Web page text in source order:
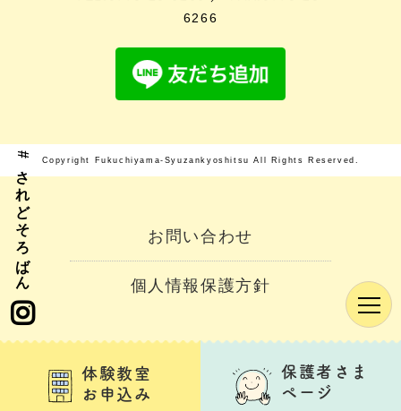
#されどそろばん
体験教室
お申込み
保護者さま
ページ
6266
Copyright Fukuchiyama-Syuzankyoshitsu All Rights Reserved.
お問い合わせ
個人情報保護方針